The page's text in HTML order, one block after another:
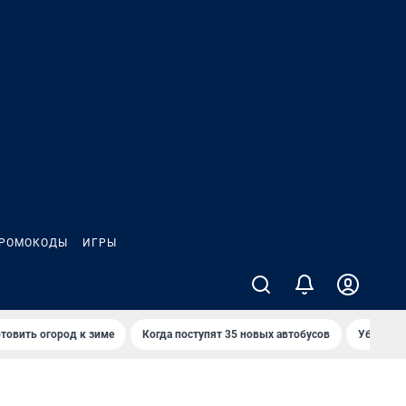
ИГРЫ
огород к зиме Когда поступят 35 новых автобусов Убийца